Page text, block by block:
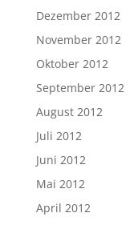
Dezember 2012
November 2012
Oktober 2012
September 2012
August 2012
Juli 2012
Juni 2012
Mai 2012
April 2012